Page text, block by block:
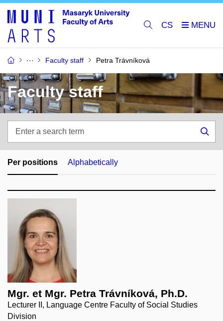
CS
Faculty staff Petra Trávníková
Faculty staff
search
term
Per positions Alphabetically
Mgr. et Mgr. Petra Trávníková, Ph.D.
Lecturer II, Language Centre Faculty of Social Studies
Division